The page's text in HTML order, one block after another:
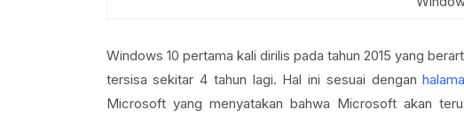
Windows 10 pertama kali dirilis pada tahun 2015 yang
tersisa sekitar 4 tahun lagi. Hal ini sesuai dengan
Microsoft yang menyatakan bahwa Microsoft akan